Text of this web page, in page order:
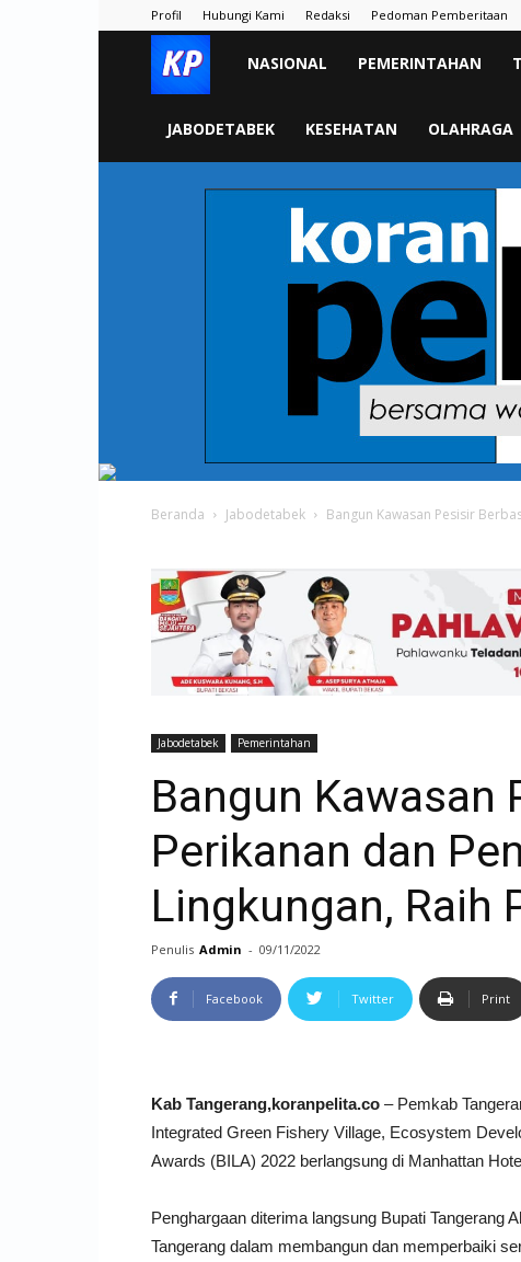
Profil Hubungi Kami Redaksi Pedoman Pemberitaan
KORAN
PELITA
NASIONAL PEMERINTAHAN
JABODETABEK KESEHATAN OLAHRAGA
Beranda Jabodetabek Bangun Kawasan Pesisir
Jabodetabek Pemerintahan
Bangun Kawasan
Perikanan dan
Lingkungan, Raih
Penulis Admin - 09/11/2022
Facebook Twitter Print
Kab Tangerang,koranpelita.co – Pemkab
Integrated Green Fishery Village, Ecosystem
Awards (BILA) 2022 berlangsung di Manhattan
Penghargaan diterima langsung Bupati
Tangerang dalam membangun dan memperbaiki